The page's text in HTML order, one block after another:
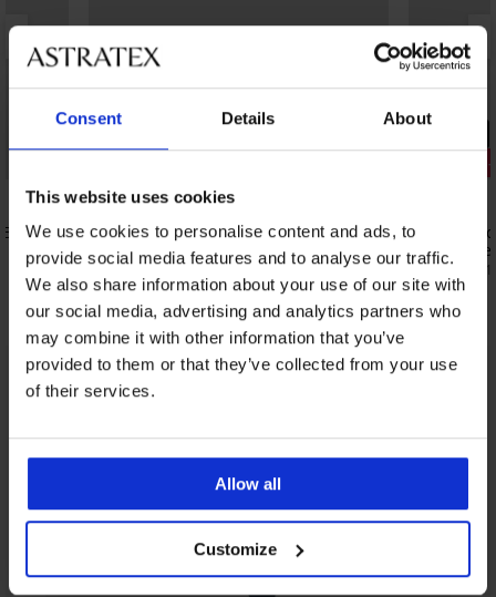
Consent Details About
This website uses cookies
We use cookies to personalise content and ads, to
provide social media features and to analyse our traffic.
We also share information about your use of our site with
our social media, advertising and analytics partners who
may combine it with other information that you’ve
provided to them or that they’ve collected from your use
of their services.
Allow all
Customize
5
Бамбукови шорти Wuzzy
22,99 €(44,96 лв.)
18,39 € (35,97 лв.) GET20
Отстъпка
3PACK
Cotton
36,39 €
От същата колекция